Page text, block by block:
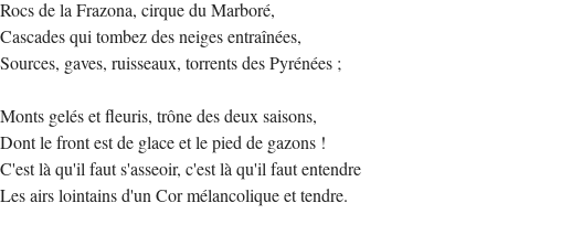
Rocs de la Frazona, cirque du Marboré,
Cascades qui tombez des neiges entraînées,
Sources, gaves, ruisseaux, torrents des Pyrénées ;
Monts gelés et fleuris, trône des deux saisons,
Dont le front est de glace et le pied de gazons !
C'est là qu'il faut s'asseoir, c'est là qu'il faut entendre
Les airs lointains d'un Cor mélancolique et tendre.